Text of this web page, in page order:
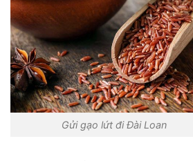
Gửi gạo lứt đi Đài Loan